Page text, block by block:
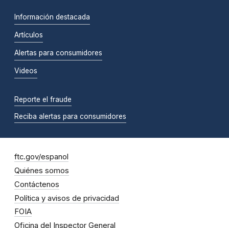
Información destacada
Artículos
Alertas para consumidores
Videos
Reporte el fraude
Reciba alertas para consumidores
ftc.gov/espanol
Quiénes somos
Contáctenos
Política y avisos de privacidad
FOIA
Oficina del Inspector General